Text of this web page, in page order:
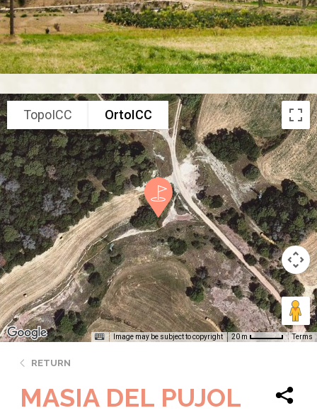
TopoICC OrtoICC
Image may be subject to copyright 20 m Terms
RETURN
MASIA DEL PUJOL